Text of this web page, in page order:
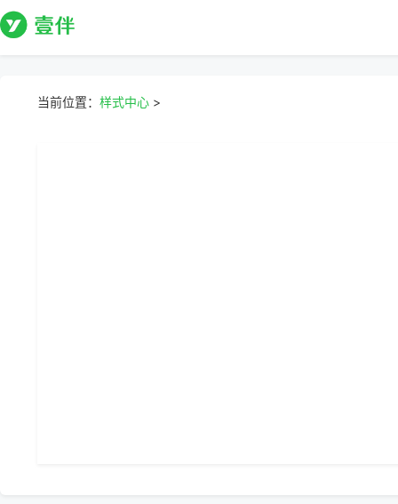
当前位置： 样式中心 >